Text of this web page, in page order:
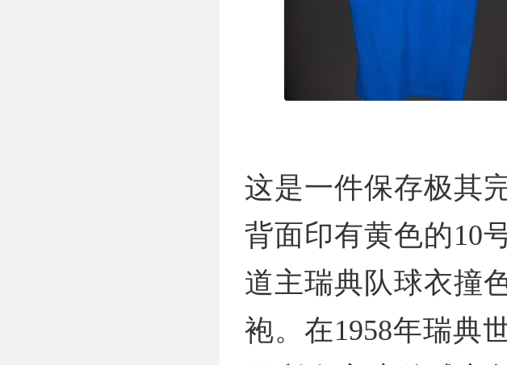
这是一件保存极其
背面印有黄色的10
道主瑞典队球衣撞
袍。在1958年瑞典